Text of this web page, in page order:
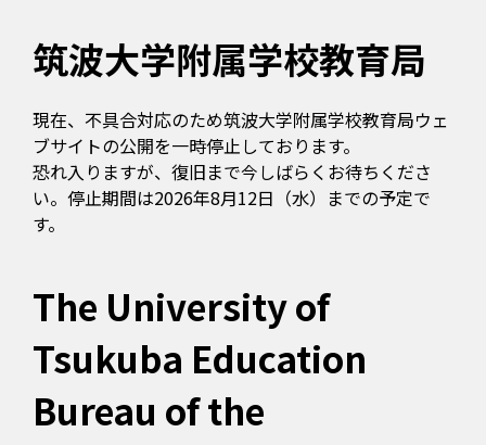
筑波大学附属学校教育局
現在、不具合対応のため筑波大学附属学校教育局ウェ
ブサイトの公開を一時停止しております。
恐れ入りますが、復旧まで今しばらくお待ちくださ
い。停止期間は2026年8月12日（水）までの予定で
す。
The University of
Tsukuba Education
Bureau of the